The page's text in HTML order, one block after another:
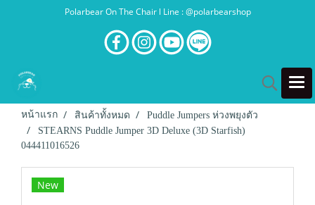
Polarbear On The Chair l Line : @polarbearshop
หน้าแรก สินค้าทั้งหมด
Puddle Jumpers ห่วงพยุงตัว
STEARNS Puddle Jumper 3D Deluxe (3D Starfish)
044411016526
New